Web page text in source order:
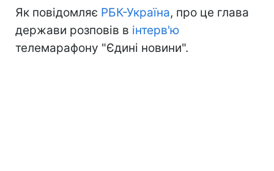
Як повідомляє РБК-Україна, про це глава
держави розповів в інтерв'ю
телемарафону "Єдині новини".